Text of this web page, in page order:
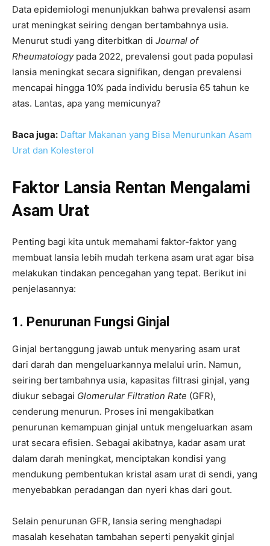
Data epidemiologi menunjukkan bahwa prevalensi asam
urat meningkat seiring dengan bertambahnya usia.
Menurut studi yang diterbitkan di Journal of
Rheumatologypada 2022, prevalensi gout pada populasi
lansia meningkat secara signifikan, dengan prevalensi
mencapai hingga 10% pada individu berusia 65 tahun ke
atas. Lantas, apa yang memicunya?
Baca juga: Daftar Makanan yang Bisa Menurunkan Asam
Urat dan Kolesterol
Faktor Lansia Rentan Mengalami
Asam Urat
Penting bagi kita untuk memahami faktor-faktor yang
membuat lansia lebih mudah terkena asam urat agar bisa
melakukan tindakan pencegahan yang tepat. Berikut ini
penjelasannya:
1. Penurunan Fungsi Ginjal
Ginjal bertanggung jawab untuk menyaring asam urat
dari darah dan mengeluarkannya melalui urin. Namun,
seiring bertambahnya usia, kapasitas filtrasi ginjal, yang
diukur sebagai Glomerular Filtration Rate (GFR),
cenderung menurun. Proses ini mengakibatkan
penurunan kemampuan ginjal untuk mengeluarkan asam
urat secara efisien. Sebagai akibatnya, kadar asam urat
dalam darah meningkat, menciptakan kondisi yang
mendukung pembentukan kristal asam urat di sendi, yang
menyebabkan peradangan dan nyeri khas dari gout.
Selain penurunan GFR, lansia sering menghadapi
masalah kesehatan tambahan seperti penyakit ginjal